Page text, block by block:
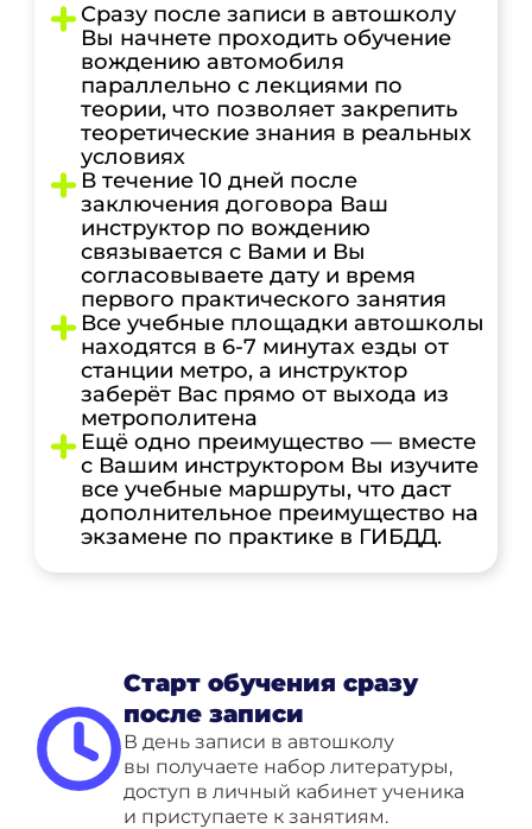
Сразу после записи в автошколу
Вы начнете проходить обучение
вождению автомобиля
параллельно с лекциями по
теории, что позволяет закрепить
теоретические знания в реальных
условиях
В течение 10 дней после
заключения договора Ваш
инструктор по вождению
связывается с Вами и Вы
согласовываете дату и время
первого практического занятия
Все учебные площадки автошколы
находятся в 6-7 минутах езды от
станции метро, а инструктор
заберёт Вас прямо от выхода из
метрополитена
Ещё одно преимущество — вместе
с Вашим инструктором Вы изучите
все учебные маршруты, что даст
дополнительное преимущество на
экзамене по практике в ГИБДД.
Старт обучения сразу
после записи
В день записи в автошколу
вы получаете набор литературы,
доступ в личный кабинет ученика
и приступаете к занятиям.